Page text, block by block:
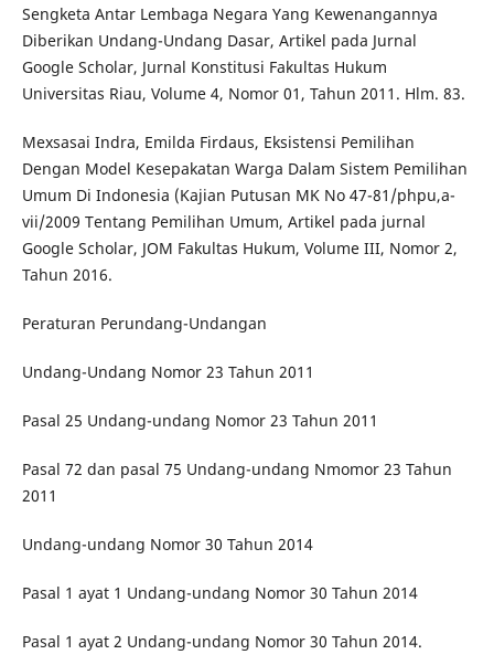
Sengketa Antar Lembaga Negara Yang Kewenangannya
Diberikan Undang-Undang Dasar, Artikel pada Jurnal
Google Scholar, Jurnal Konstitusi Fakultas Hukum
Universitas Riau, Volume 4, Nomor 01, Tahun 2011. Hlm. 83.
Mexsasai Indra, Emilda Firdaus, Eksistensi Pemilihan
Dengan Model Kesepakatan Warga Dalam Sistem Pemilihan
Umum Di Indonesia (Kajian Putusan MK No 47-81/phpu,a-
vii/2009 Tentang Pemilihan Umum, Artikel pada jurnal
Google Scholar, JOM Fakultas Hukum, Volume III, Nomor 2,
Tahun 2016.
Peraturan Perundang-Undangan
Undang-Undang Nomor 23 Tahun 2011
Pasal 25 Undang-undang Nomor 23 Tahun 2011
Pasal 72 dan pasal 75 Undang-undang Nmomor 23 Tahun
2011
Undang-undang Nomor 30 Tahun 2014
Pasal 1 ayat 1 Undang-undang Nomor 30 Tahun 2014
Pasal 1 ayat 2 Undang-undang Nomor 30 Tahun 2014.